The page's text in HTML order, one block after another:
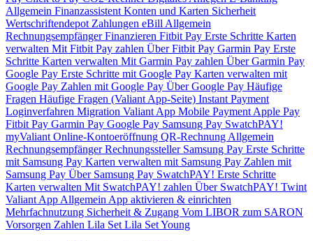
Allgemein Finanzassistent Konten und Karten Sicherheit
Wertschriftendepot Zahlungen eBill Allgemein
RechnungsempfängerFinanzieren Fitbit Pay Erste Schritte Karten
verwalten Mit Fitbit Pay zahlen Über Fitbit Pay Garmin Pay Erste
Schritte Karten verwalten Mit Garmin Pay zahlen Über Garmin Pay
Google Pay Erste Schritte mit Google Pay Karten verwalten mit
Google Pay Zahlen mit Google Pay Über Google Pay Häufige
Fragen Häufige Fragen (Valiant App-Seite) Instant Payment
Loginverfahren Migration Valiant App Mobile Payment Apple Pay
Fitbit Pay Garmin Pay Google Pay Samsung Pay SwatchPAY!
myValiant Online-Kontoeröffnung QR-Rechnung Allgemein
RechnungsempfängerRechnungssteller Samsung Pay Erste Schritte
mit Samsung Pay Karten verwalten mit Samsung Pay Zahlen mit
Samsung Pay Über Samsung Pay SwatchPAY! Erste Schritte
Karten verwalten Mit SwatchPAY! zahlen Über SwatchPAY! Twint
Valiant App Allgemein App aktivieren & einrichten
Mehrfachnutzung Sicherheit & Zugang Vom LIBOR zum SARON
Vorsorgen Zahlen Lila Set Lila Set Young